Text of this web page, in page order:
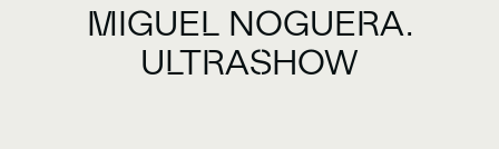
MIGUEL NOGUERA.
ULTRASHOW